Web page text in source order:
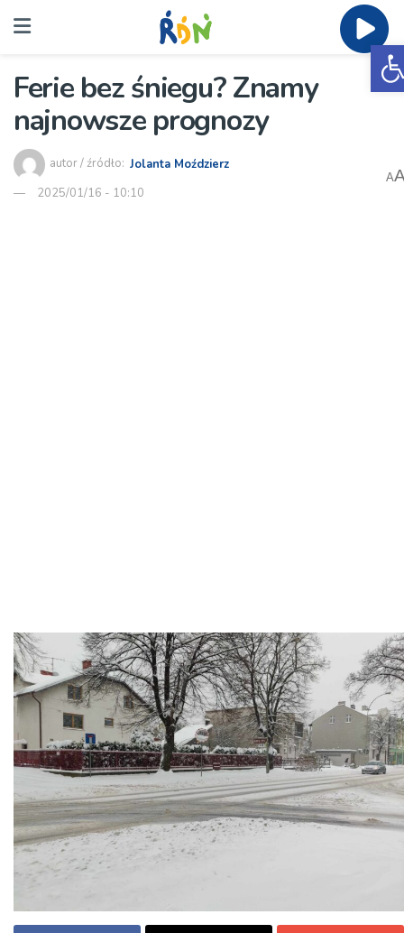
Ferie bez śniegu? Znamy
najnowsze prognozy
autor / źródło: Jolanta Moździerz
2025/01/16 - 10:10
A